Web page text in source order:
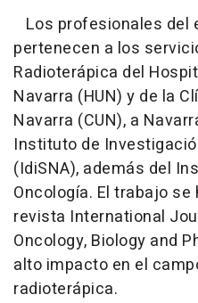
Los profesionales del
pertenecen a los
Radioterápica del
Navarra (HUN) y de la
Navarra (CUN), a
Instituto de
(IdiSNA), además del
Oncología. El trabajo se
revista International
Oncology, Biology and
alto impacto en el
radioterápica.